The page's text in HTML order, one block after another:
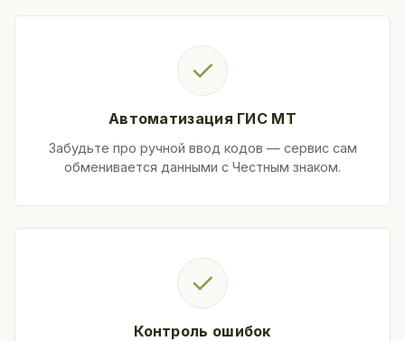
✓
Автоматизация ГИС МТ
Забудьте про ручной ввод кодов — сервис сам
обменивается данными с Честным знаком.
✓
Контроль ошибок